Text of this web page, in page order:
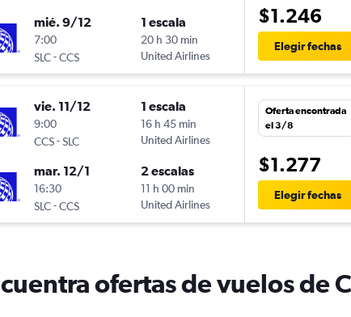
mié. 9/12
7:00
SLC-CCS
1 escala
20 h 30 min
United Airlines
$1.246
Elegir fechas
vie. 11/12
9:00
CCS-SLC
1 escala
16 h 45 min
United Airlines
mar. 12/1
16:30
SLC-CCS
2 escalas
11 h 00 min
United Airlines
Oferta encontrada
el 3/8
$1.277
Elegir fechas
ofertas de vuelos de